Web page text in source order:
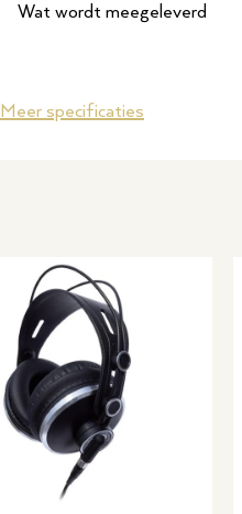
Wat wordt meegeleverd
MIDI
Aantal toetsen
Aantal pedalen
Aantal stijlen
Aantal tonen
Pedaal inbegrepen
Meer specificaties